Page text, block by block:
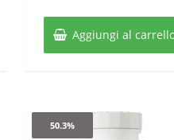
originale
era:
è:
Aggiungi al
50.3%